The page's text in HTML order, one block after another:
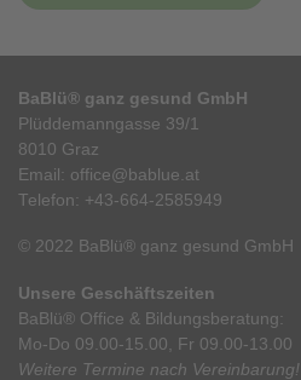
BaBlü® ganz gesund GmbH
Plüddemanngasse 39/1
8010 Graz
Email: office@bablue.at
Telefon: +43-664-2585949
© 2022 BaBlü® ganz gesund GmbH
Unsere Geschäftszeiten
BaBlü® Office & Bildungsberatung:
Mo-Do 09.00-15.00, Fr 09.00-13.00
Weitere Termine nach Vereinbarung!